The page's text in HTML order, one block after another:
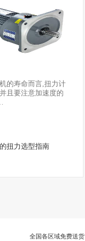
的寿命而言,扭力计
且要注意加速度的
扭力选型指南
全国各区域免费送货